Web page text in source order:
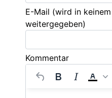
E-Mail (wird in
weitergegeben)
Kommentar